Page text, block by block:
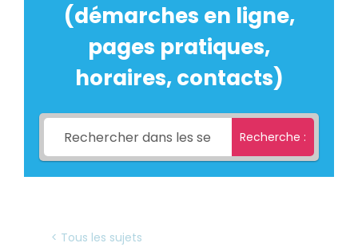
(démarches en ligne,
pages pratiques,
horaires, contacts)
Recherche :
< Tous les sujets